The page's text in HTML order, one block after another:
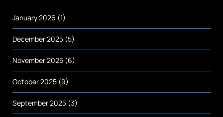
January 2026 (1)
December 2025 (5)
November 2025 (6)
October 2025 (9)
September 2025 (3)